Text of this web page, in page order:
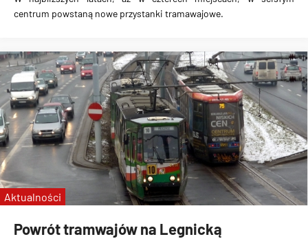
centrum powstaną nowe przystanki tramawajowe.
Powrót tramwajów na Legnicką
Aktualności